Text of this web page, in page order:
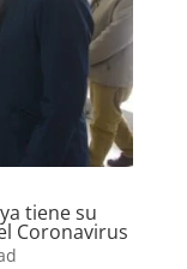
tiene su
Coronavirus